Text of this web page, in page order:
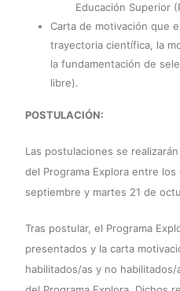
Educación Superior
Carta de motivación que
trayectoria científica, la
la fundamentación de
libre).
POSTULACIÓN:
Las postulaciones se
del Programa Explora entre
septiembre y martes 21 de
Tras postular, el Programa
presentados y la carta
habilitados/as y no